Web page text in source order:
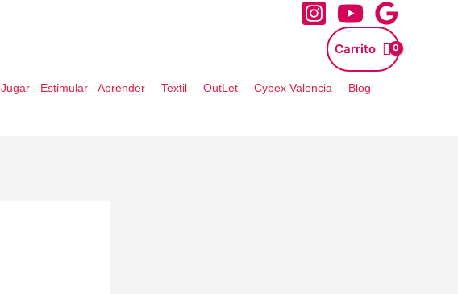
Carrito
Jugar - Estimular - Aprender Textil OutLet Cybex Valencia Blog